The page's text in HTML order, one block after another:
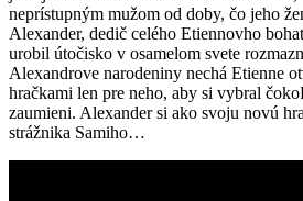
neprístupným mužom od doby, čo jeho
Alexander, dedič celého Etiennovho
urobil útočisko v osamelom svete
Alexandrove narodeniny nechá Etienne
hračkami len pre neho, aby si vybral
zaumieni. Alexander si ako svoju novú
strážnika Samiho…